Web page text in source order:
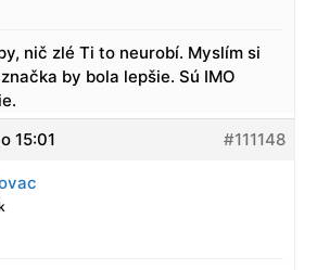
nič zlé Ti to neurobí. Myslím si
by bola lepšie. Sú IMO
15:01
#111148